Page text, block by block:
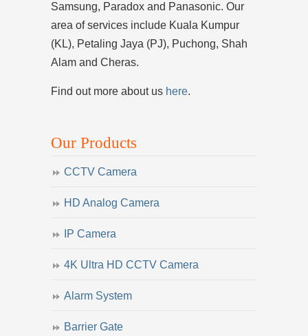
Samsung, Paradox and Panasonic. Our
area of services include Kuala Kumpur
(KL), Petaling Jaya (PJ), Puchong, Shah
Alam and Cheras.
Find out more about us here.
Our Products
CCTV Camera
HD Analog Camera
IP Camera
4K Ultra HD CCTV Camera
Alarm System
Barrier Gate